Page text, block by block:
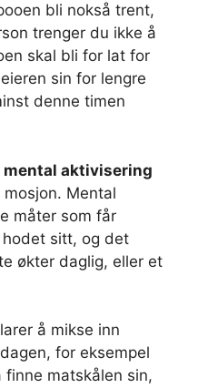
bli nokså trent,
trenger du ikke å
skal bli for lat for
sin for lengre
denne timen
mental aktivisering
Mental
måter som får
sitt, og det
økter daglig, eller et
å mikse inn
for eksempel
matskålen sin,